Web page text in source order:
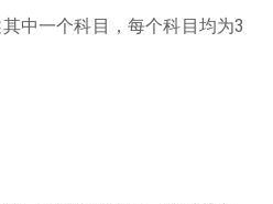
中一个科目，每个科目均为3